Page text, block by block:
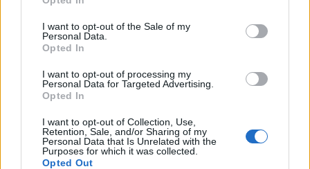
use your data for below specified purposes in below Google
consent section.
I want to opt-out of the Sale of my
Personal Data.
Opted In
I want to opt-out of processing my
Personal Data for Targeted Advertising.
Opted In
I want to opt-out of Collection, Use,
Retention, Sale, and/or Sharing of my
Personal Data that Is Unrelated with the
Purposes for which it was collected.
Opted Out
„Csonka évadot zárni nem felemelő
érzés"
mtothorsi•2020. július 15.